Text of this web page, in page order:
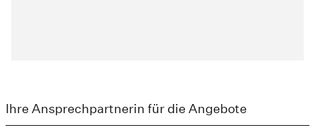
Ihre Ansprechpartnerin für die Angebote